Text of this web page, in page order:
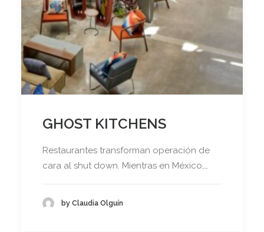
GHOST KITCHENS
Restaurantes transforman operación de
cara al shut down. Mientras en México,…
by Claudia Olguín